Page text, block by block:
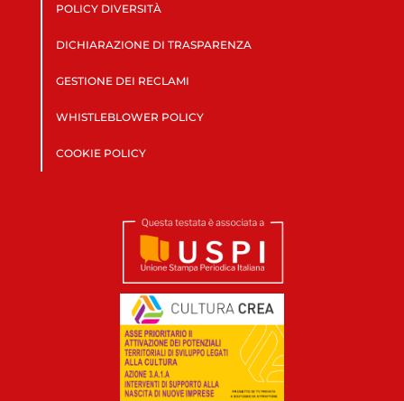
POLICY DIVERSITÀ
DICHIARAZIONE DI TRASPARENZA
GESTIONE DEI RECLAMI
WHISTLEBLOWER POLICY
COOKIE POLICY